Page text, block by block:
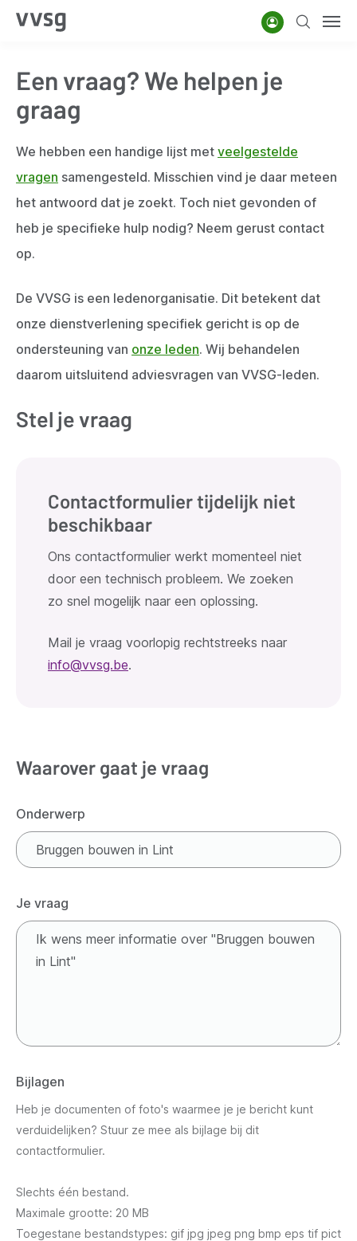
Overslaan
gaan
AccountZoeken
Een vraag? We helpen je
graag
We hebben een handige lijst met veelgestelde
vragen samengesteld. Misschien vind je daar meteen
het antwoord dat je zoekt. Toch niet gevonden of
heb je specifieke hulp nodig? Neem gerust contact
op.
De VVSG is een ledenorganisatie. Dit betekent dat
onze dienstverlening specifiek gericht is op de
ondersteuning van onze leden. Wij behandelen
daarom uitsluitend adviesvragen van VVSG-leden.
Stel je vraag
Contactformulier tijdelijk niet
beschikbaar
Ons contactformulier werkt momenteel niet
door een technisch probleem. We zoeken
zo snel mogelijk naar een oplossing.
Mail je vraag voorlopig rechtstreeks naar
info@vvsg.be.
Waarover gaat je vraag
Onderwerp
Je vraag
Bijlagen
Heb je documenten of foto's waarmee je je bericht kunt
verduidelijken? Stuur ze mee als bijlage bij dit
contactformulier.
Slechts één bestand.
Maximale grootte: 20 MB
Toegestane bestandstypes: gif jpg jpeg png bmp eps tif pict